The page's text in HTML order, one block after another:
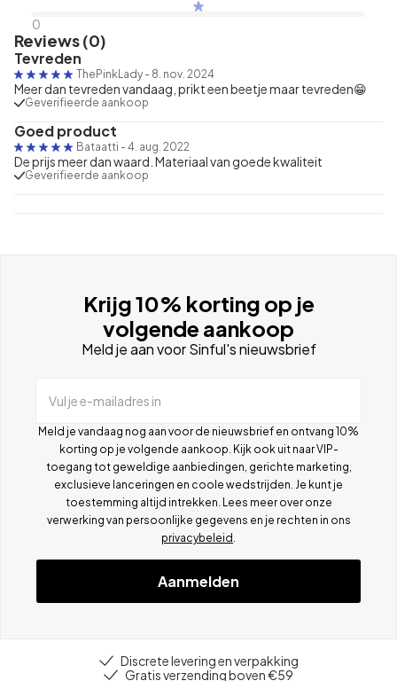
0
Reviews (0)
Tevreden
ThePinkLady - 8. nov. 2024
Meer dan tevreden vandaag, prikt een beetje maar tevreden😁
Geverifieerde aankoop
Goed product
Bataatti - 4. aug. 2022
De prijs meer dan waard. Materiaal van goede kwaliteit
Geverifieerde aankoop
Krijg 10% korting op je
volgende aankoop
Meld je aan voor Sinful's nieuwsbrief
Vul je e-mailadres in
Meld je vandaag nog aan voor de nieuwsbrief en ontvang 10%
korting op je volgende aankoop. Kijk ook uit naar VIP-
toegang tot geweldige aanbiedingen, gerichte marketing,
exclusieve lanceringen en coole wedstrijden. Je kunt je
toestemming altijd intrekken. Lees meer over onze
verwerking van persoonlijke gegevens en je rechten in ons
privacybeleid
Aanmelden
Discrete levering en verpakking
Gratis verzending boven €59